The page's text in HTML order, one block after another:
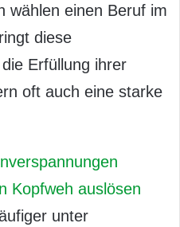
wählen einen Beruf im
diese
Erfüllung ihrer
oft auch eine starke
Kopfweh auslösen
unter